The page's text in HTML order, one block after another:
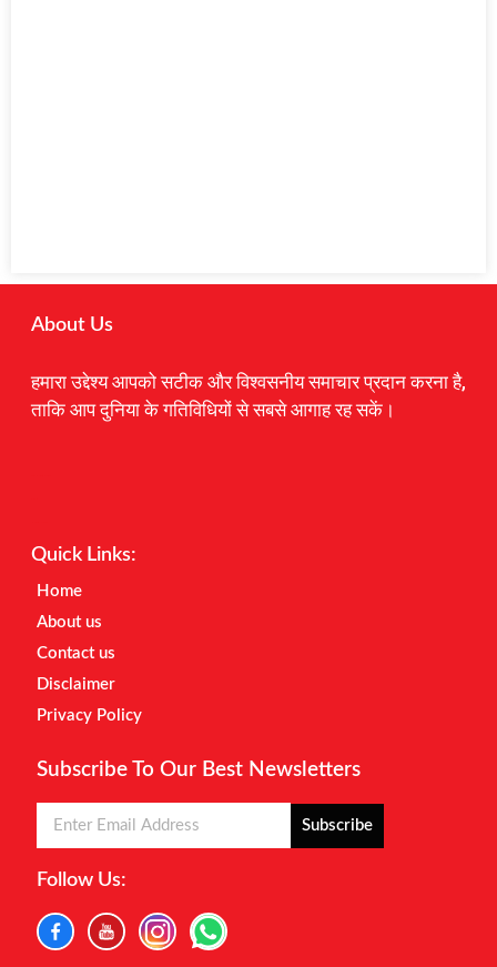
About Us
हमारा उद्देश्य आपको सटीक और विश्वसनीय समाचार प्रदान करना है,
ताकि आप दुनिया के गतिविधियों से सबसे आगाह रह सकें।
Quick Links:
Home
About us
Contact us
Disclaimer
Privacy Policy
Subscribe To Our Best Newsletters
Subscribe
Follow Us: